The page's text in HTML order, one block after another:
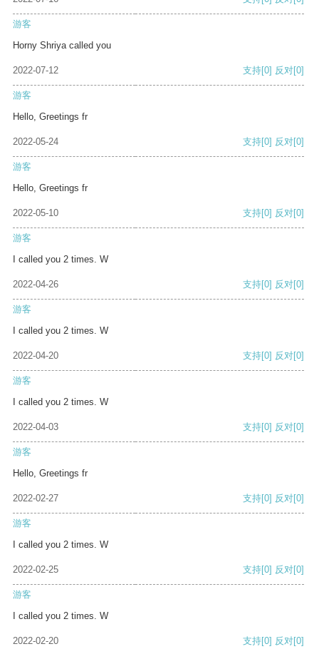
游客
Horny Shriya called you
2022-07-12 支持[0] 反对[0]
游客
Hello, Greetings fr
2022-05-24 支持[0] 反对[0]
游客
Hello, Greetings fr
2022-05-10 支持[0] 反对[0]
游客
I called you 2 times. W
2022-04-26 支持[0] 反对[0]
游客
I called you 2 times. W
2022-04-20 支持[0] 反对[0]
游客
I called you 2 times. W
2022-04-03 支持[0] 反对[0]
游客
Hello, Greetings fr
2022-02-27 支持[0] 反对[0]
游客
I called you 2 times. W
2022-02-25 支持[0] 反对[0]
游客
I called you 2 times. W
2022-02-20 支持[0] 反对[0]